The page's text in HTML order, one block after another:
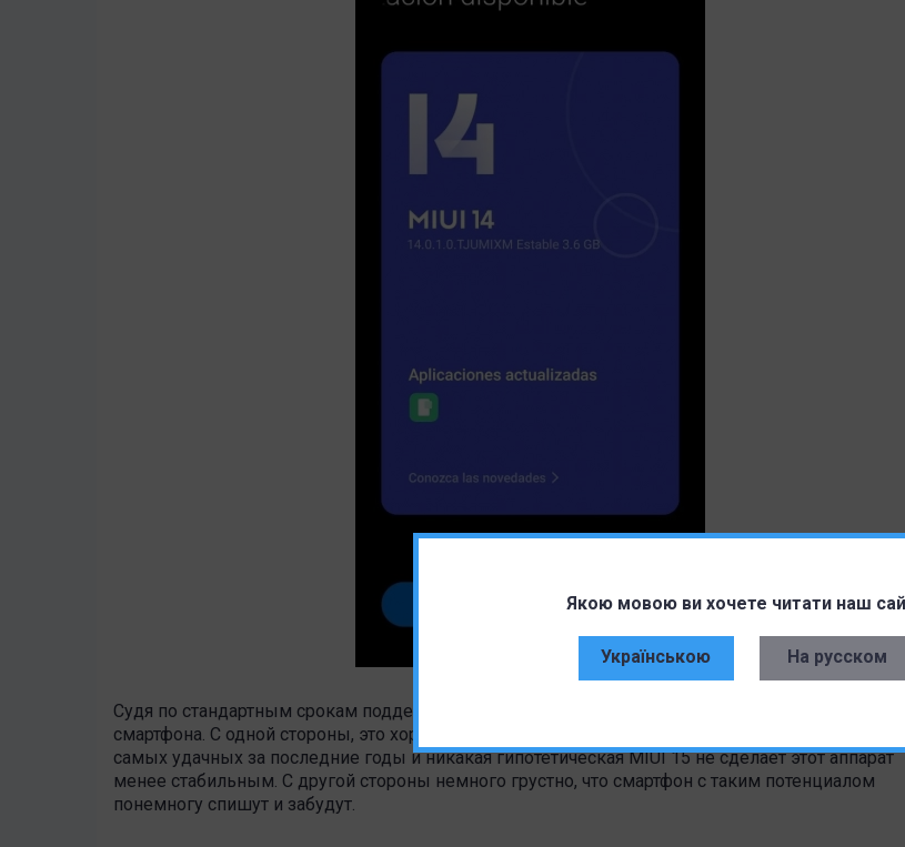
Якою мовою ви хочете читати наш
Українською На русском
Судя по стандартным срокам поддержки, это обновление будет последним в жизненном
смартфона. С одной стороны, это хорошая новость, потому что версия
самых удачных за последние годы и никакая гипотетическая MIUI 15 не сделает этот аппарат
менее стабильным. С другой стороны немного грустно, что смартфон с таким потенциалом
понемногу спишут и забудут.